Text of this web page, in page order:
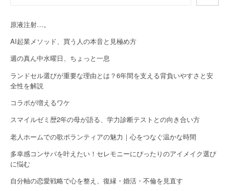
i
g
a
t
i
o
n
原液注射…。
AI起業メソッド、買う人の本音と見極め方
週の真ん中水曜日、ちょっと一息
ランドセル選びが重要な理由とは？6年間を支える背負いやすさと安
全性を解説
コラボが増えるワケ
スマイルゼミ歴2年の母が語る、学力診断テストとの向き合い方
老人ホームでの歌ボランティアの魅力｜心をつなぐ温かな時間
多幸感コンサバを叶えたい！セレモニーにぴったりのアイメイク選び
に悩む
自分軸の恋愛戦略で心を整え、復縁・婚活・不倫を見直す